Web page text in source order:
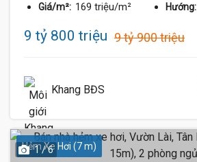
Giá/m²: 169 triệu/m² Hướng:
9 tỷ 800 triệu 9 tỷ 900 triệu
Khang BĐS
Hẻm Xe Hơi (7 m)
1 / 6